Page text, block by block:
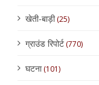
खेती-बाड़ी(25)
ग्राउंड रिपोर्ट(770)
घटना(101)